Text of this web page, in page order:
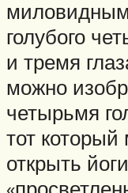
голубого
и тремя
можно
четырьмя
тот
открыть